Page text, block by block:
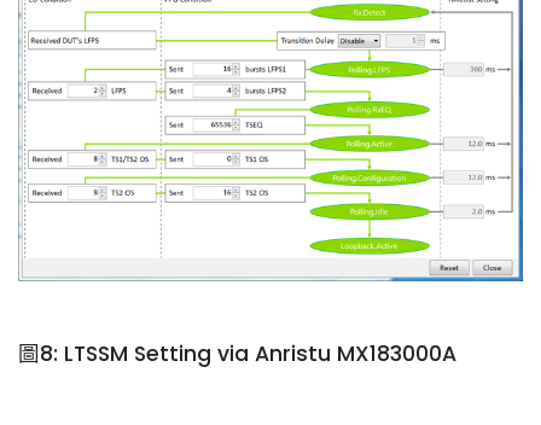
圖8: LTSSM Setting via Anristu MX183000A